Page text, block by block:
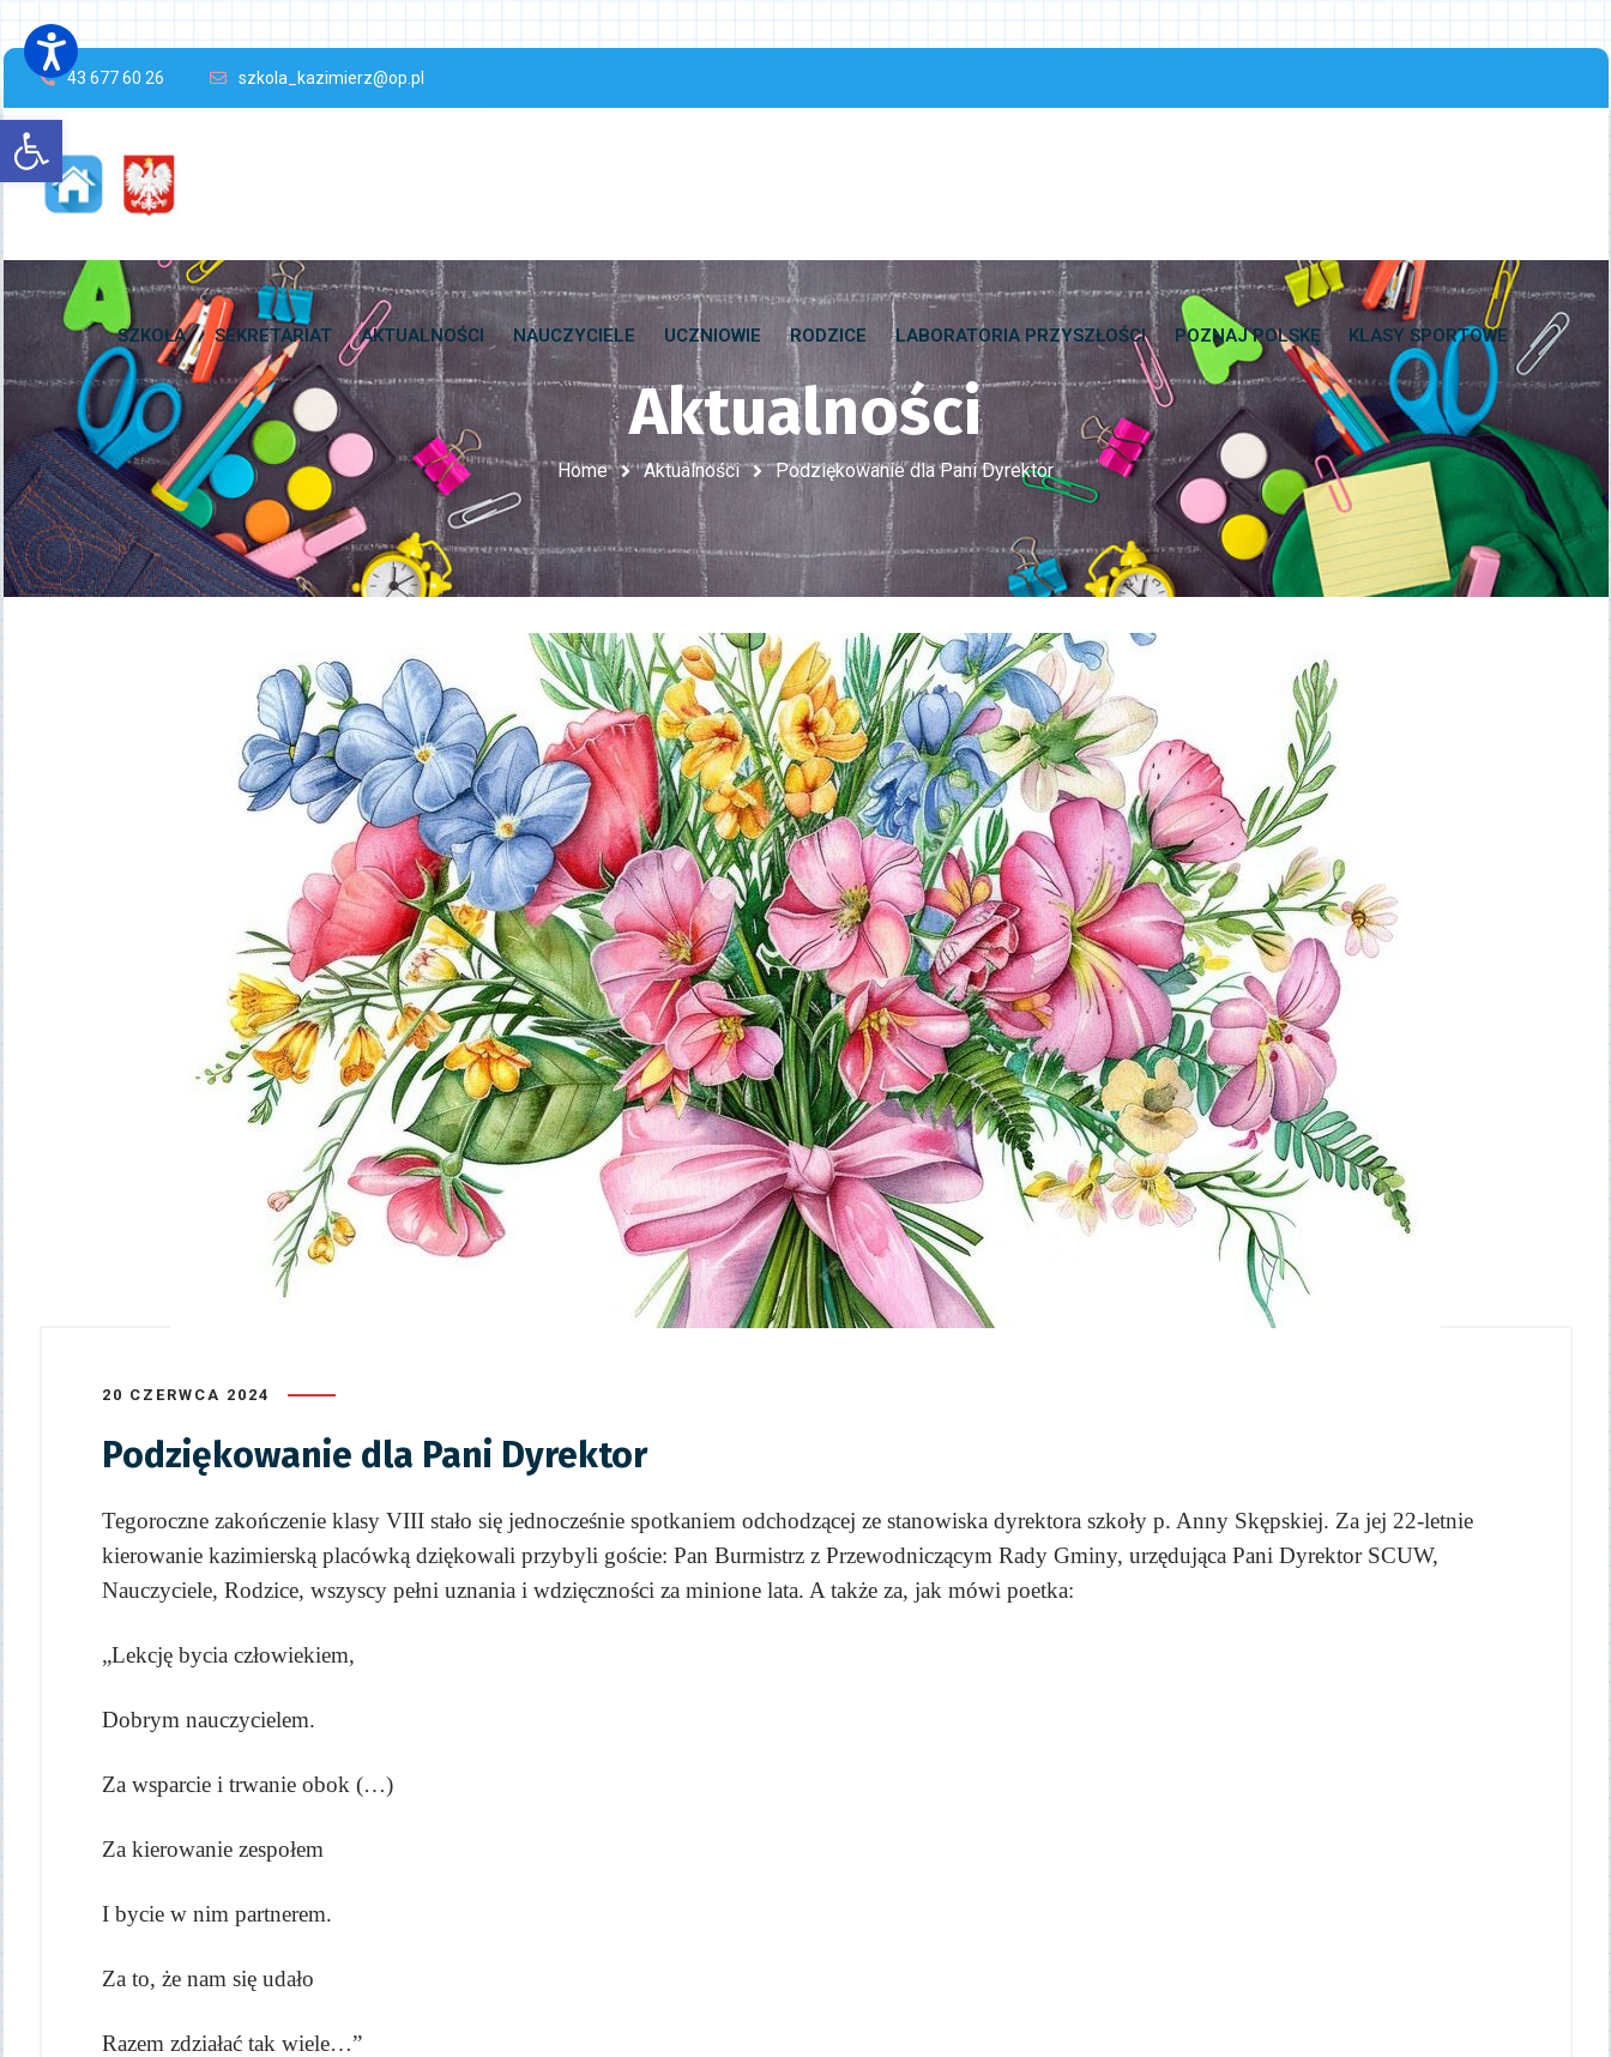
Open toolbar
43 677 60 26 szkola_kazimierz@op.pl
SZKOŁA SEKRETARIAT AKTUALNOŚCI NAUCZYCIELE UCZNIOWIE RODZICE LABORATORIA PRZYSZŁOŚCI POZNAJ POLSKĘ KLASY SPORTOWE
Aktualności
Home Aktualności Podziękowanie dla Pani Dyrektor
20 CZERWCA 2024
Podziękowanie dla Pani Dyrektor
Tegoroczne zakończenie klasy VIII stało się jednocześnie spotkaniem odchodzącej ze stanowiska dyrektora szkoły p. Anny Skępskiej. Za jej 22-letnie
kierowanie kazimierską placówką dziękowali przybyli goście: Pan Burmistrz z Przewodniczącym Rady Gminy, urzędująca Pani Dyrektor SCUW,
Nauczyciele, Rodzice, wszyscy pełni uznania i wdzięczności za minione lata. A także za, jak mówi poetka:
„Lekcję bycia człowiekiem,
Dobrym nauczycielem.
Za wsparcie i trwanie obok (…)
Za kierowanie zespołem
I bycie w nim partnerem.
Za to, że nam się udało
Razem zdziałać tak wiele…”